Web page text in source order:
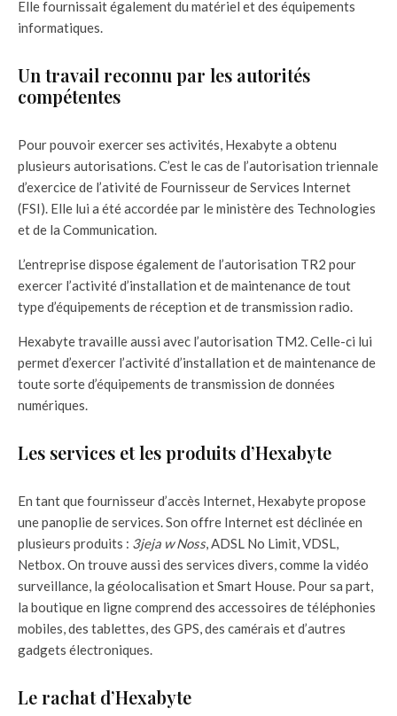
Elle fournissait également du matériel et des équipements
informatiques.
Un travail reconnu par les autorités
compétentes
Pour pouvoir exercer ses activités, Hexabyte a obtenu
plusieurs autorisations. C’est le cas de l’autorisation triennale
d’exercice de l’ativité de Fournisseur de Services Internet
(FSI). Elle lui a été accordée par le ministère des Technologies
et de la Communication.
L’entreprise dispose également de l’autorisation TR2 pour
exercer l’activité d’installation et de maintenance de tout
type d’équipements de réception et de transmission radio.
Hexabyte travaille aussi avec l’autorisation TM2. Celle-ci lui
permet d’exercer l’activité d’installation et de maintenance de
toute sorte d’équipements de transmission de données
numériques.
Les services et les produits d’Hexabyte
En tant que fournisseur d’accès Internet, Hexabyte propose
une panoplie de services. Son offre Internet est déclinée en
plusieurs produits : 3jeja w Noss, ADSL No Limit, VDSL,
Netbox. On trouve aussi des services divers, comme la vidéo
surveillance, la géolocalisation et Smart House. Pour sa part,
la boutique en ligne comprend des accessoires de téléphonies
mobiles, des tablettes, des GPS, des camérais et d’autres
gadgets électroniques.
Le rachat d’Hexabyte